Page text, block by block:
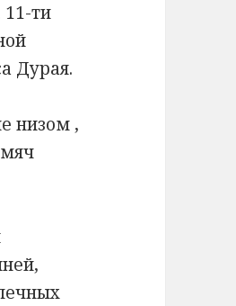
ти
Дурая.
низом ,